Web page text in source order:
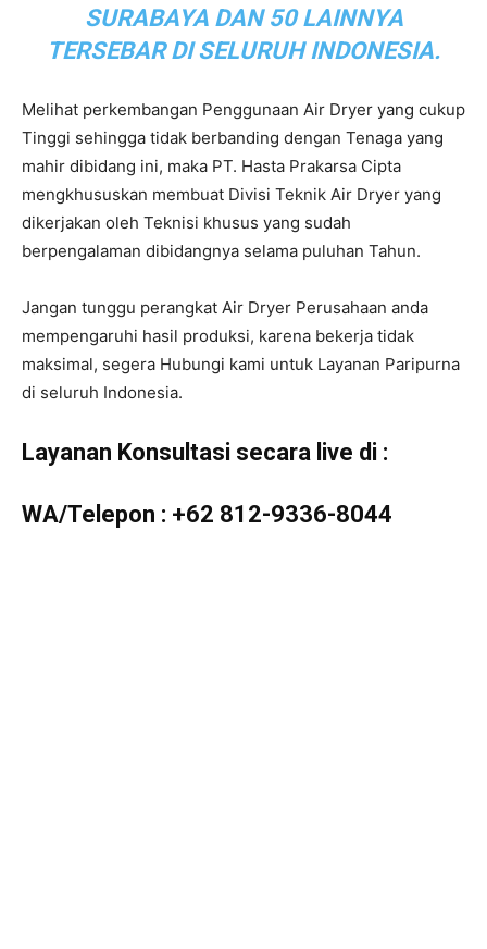
SURABAYA DAN 50 LAINNYA
TERSEBAR DI SELURUH INDONESIA.
Melihat perkembangan Penggunaan Air Dryer yang cukup
Tinggi sehingga tidak berbanding dengan Tenaga yang
mahir dibidang ini, maka PT. Hasta Prakarsa Cipta
mengkhususkan membuat Divisi Teknik Air Dryer yang
dikerjakan oleh Teknisi khusus yang sudah
berpengalaman dibidangnya selama puluhan Tahun.
Jangan tunggu perangkat Air Dryer Perusahaan anda
mempengaruhi hasil produksi, karena bekerja tidak
maksimal, segera Hubungi kami untuk Layanan Paripurna
di seluruh Indonesia.
Layanan Konsultasi secara live di :
WA/Telepon : +62 812-9336-8044